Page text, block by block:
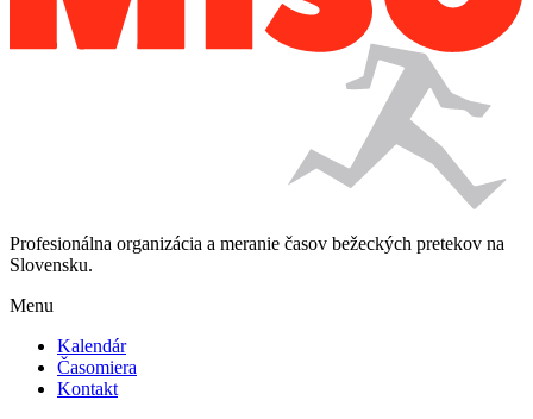
Profesionálna organizácia a meranie časov bežeckých pretekov na
Slovensku.
Menu
Kalendár
Časomiera
Kontakt